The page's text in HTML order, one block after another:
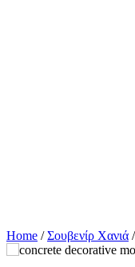
Home /Σουβενίρ Χανιά